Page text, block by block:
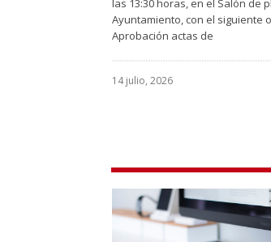
las 13:30 horas, en el Salón de
Ayuntamiento, con el siguiente
Aprobación actas de
14 julio, 2026